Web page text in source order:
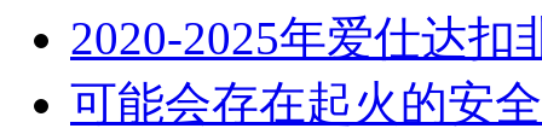
2020-2025年爱仕达
可能会存在起火的安